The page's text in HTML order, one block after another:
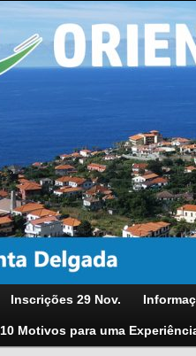
Inscrições 29 Nov.
10 Motivos para uma